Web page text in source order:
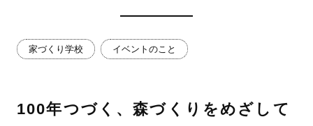
家づくり学校 イベントのこと
100年つづく、森づくりをめざして